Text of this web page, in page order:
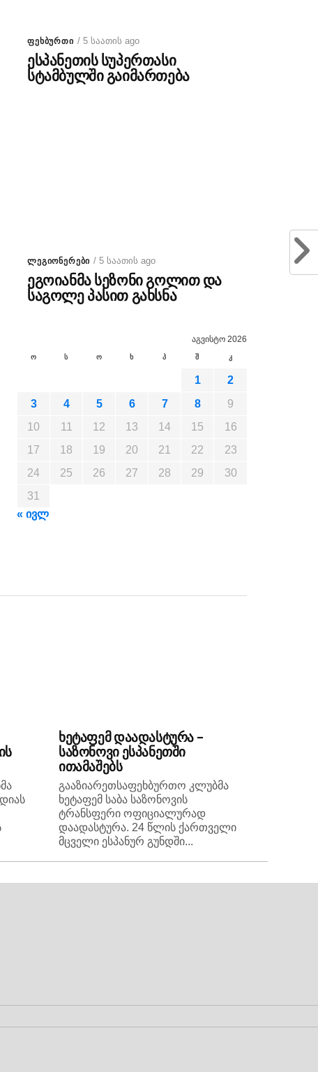
ᲤᲔᲮᲑᲣᲠᲗᲘ / 5 საათის ago
ესპანეთის სუპერთასი
სტამბულში გაიმართება
ᲚᲔᲒᲘᲝᲜᲔᲠᲔᲑᲘ / 5 საათის ago
ეგოიანმა სეზონი გოლით და
საგოლე პასით გახსნა
აგვისტო 2026
ო ს ო ხ პ შ კ
1
2
3
4 5 6 7 8
9
10
11 12 13 14 15
16
17
18 19 20 21 22
23
24
25 26 27 28 29
30
31
« ივლ
ხეტაფემ დაადასტურა –
საზონოვი ესპანეთში
ითამაშებს
გააზიარეთსაფეხბურთო კლუბმა
ხეტაფემ საბა საზონოვის
ტრანსფერი ოფიციალურად
დაადასტურა. 24 წლის ქართველი
მცველი ესპანურ გუნდში...